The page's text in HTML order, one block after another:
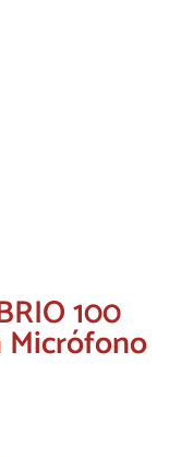
100
Micrófono